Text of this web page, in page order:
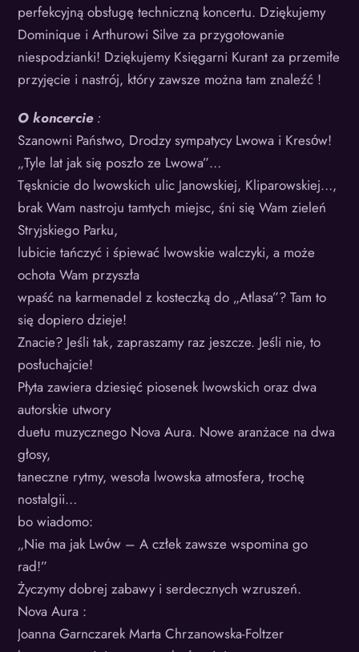
perfekcyjną obsługę techniczną koncertu. Dziękujemy
Dominique i Arthurowi Silve za przygotowanie
niespodzianki! Dziękujemy Księgarni Kurant za przemiłe
przyjęcie i nastrój, który zawsze można tam znaleźć !
O koncercie :
Szanowni Państwo, Drodzy sympatycy Lwowa i Kresόw!
„Tyle lat jak się poszło ze Lwowa”…
Tęsknicie do lwowskich ulic Janowskiej, Kliparowskiej…,
brak Wam nastroju tamtych miejsc, śni się Wam zieleń
Stryjskiego Parku,
lubicie tańczyć i śpiewać lwowskie walczyki, a może
ochota Wam przyszła
wpaść na karmenadel z kosteczką do „Atlasa”? Tam to
się dopiero dzieje!
Znacie? Jeśli tak, zapraszamy raz jeszcze. Jeśli nie, to
posłuchajcie!
Płyta zawiera dziesięć piosenek lwowskich oraz dwa
autorskie utwory
duetu muzycznego Nova Aura. Nowe aranżace na dwa
głosy,
taneczne rytmy, wesoła lwowska atmosfera, trochę
nostalgii…
bo wiadomo:
„Nie ma jak Lwόw – A człek zawsze wspomina go
rad!”
Życzymy dobrej zabawy i serdecznych wzruszeń.
Nova Aura :
Joanna Garnczarek Marta Chrzanowska-Foltzer